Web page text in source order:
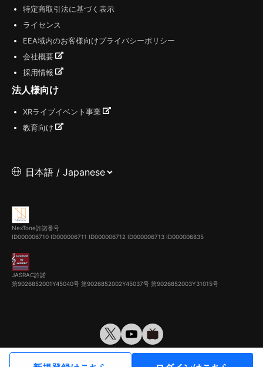
特定商取引法に基づく表示
ライセンス
EEA域内のお客様向けプライバシーポリシー
会社概要
採用情報
法人様向け
XRライブイベント事業
教育向け
NexTone許諾番号
ID000006710 ID000006711 ID000006712 ID000006713 ID000006835
JASRAC許諾
第9026852001Y45040号 第9026852002Y45037号 第9026852003Y31015号
© VirtualCast, Inc. All rights reserved.